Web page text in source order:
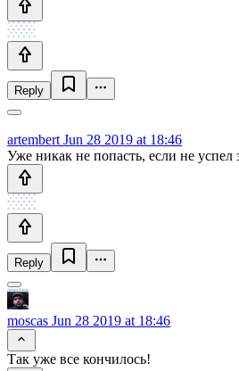
Reply
artembert Jun 28 2019 at 18:46
Уже никак не попасть, если не успел
Reply
moscas Jun 28 2019 at 18:46
Так уже все кончилось!